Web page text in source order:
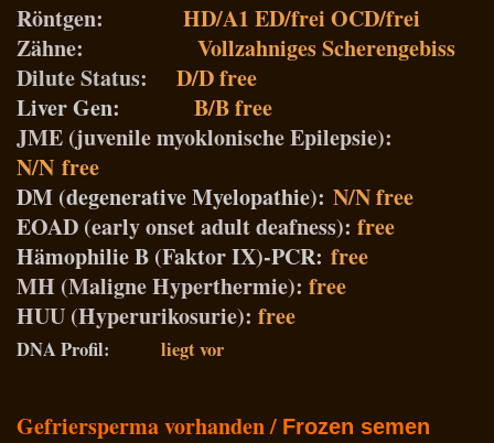
Röntgen: HD/A1 ED/frei OCD/frei
Zähne: Vollzahniges Scherengebiss
Dilute Status:
D/D free
Liver Gen:
B/B free
JME (juvenile myoklonische Epilepsie):
N/N free
DM (degenerative Myelopathie): N/N free
EOAD (early onset adult deafness): free
Hämophilie B (Faktor IX)-PCR: free
MH (Maligne Hyperthermie): free
HUU (Hyperurikosurie): free
DNA Profil: liegt vor
Gefriersperma vorhanden / Frozen semen